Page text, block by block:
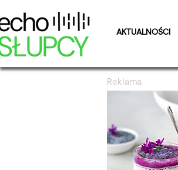
AKTUALNOŚCI
Reklama